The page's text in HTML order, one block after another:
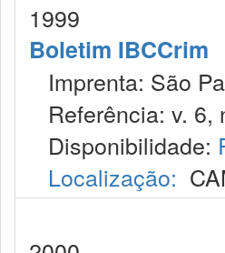
1999
Boletim IBCCrim
Imprenta: São
Referência: v. 6,
Disponibilidade:
Localização: